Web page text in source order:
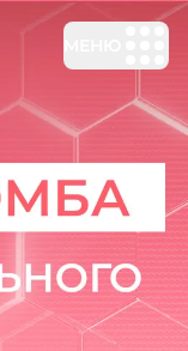
эмали зубов